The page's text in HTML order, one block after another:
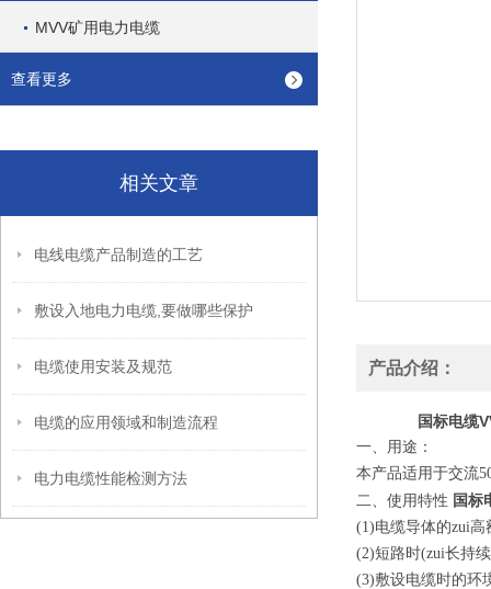
MVV矿用电力电缆
查看更多
相关文章
电线电缆产品制造的工艺
敷设入地电力电缆,要做哪些保护
电缆使用安装及规范
电缆的应用领域和制造流程
电力电缆性能检测方法
产品介绍：
国标电缆
一、用途：
本产品适用于交流
二、使用特性 国标
(1)电缆导体的zui
(2)短路时(zui长持
(3)敷设电缆时的环